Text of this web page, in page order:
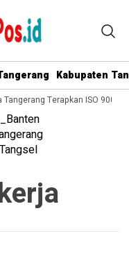
Kabupaten
Terapkan ISO